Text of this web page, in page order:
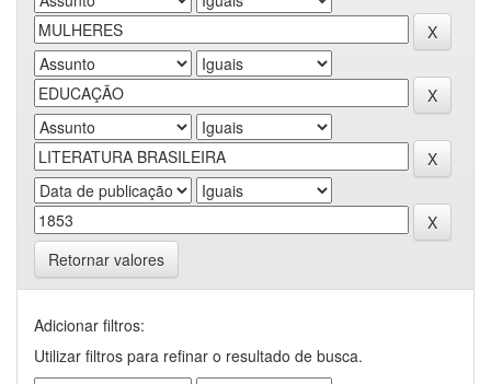
Retornar valores
Adicionar filtros:
Utilizar filtros para refinar o resultado de busca.